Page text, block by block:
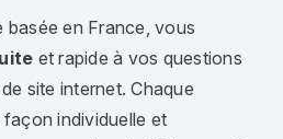
basée en France, vous
et rapide à vos questions
site internet. Chaque
individuelle et